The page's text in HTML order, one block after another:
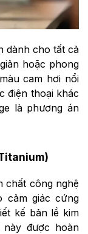
dành cho tất cả
hoặc phong
cam hơi nổi
điện thoại khác
là phương án
chất công nghệ
cảm giác cứng
kế bản lề kim
này được hoàn